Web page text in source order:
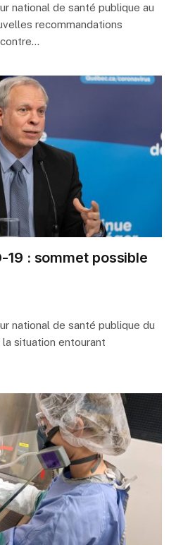
national de santé publique au
recommandations
19 : sommet possible
national de santé publique du
situation entourant